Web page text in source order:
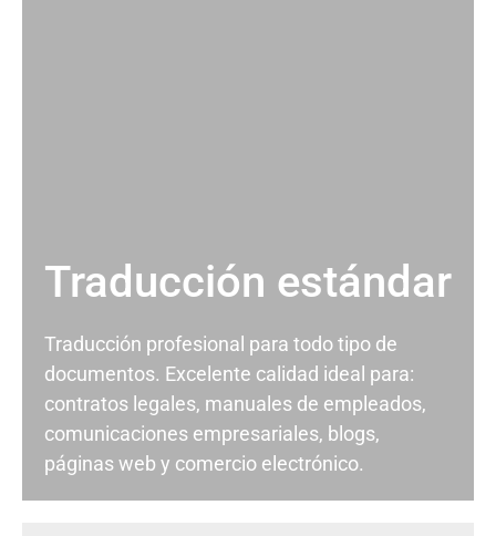
Traducción estándar
Traducción profesional para todo tipo de
documentos. Excelente calidad ideal para:
contratos legales, manuales de empleados,
comunicaciones empresariales, blogs,
páginas web y comercio electrónico.